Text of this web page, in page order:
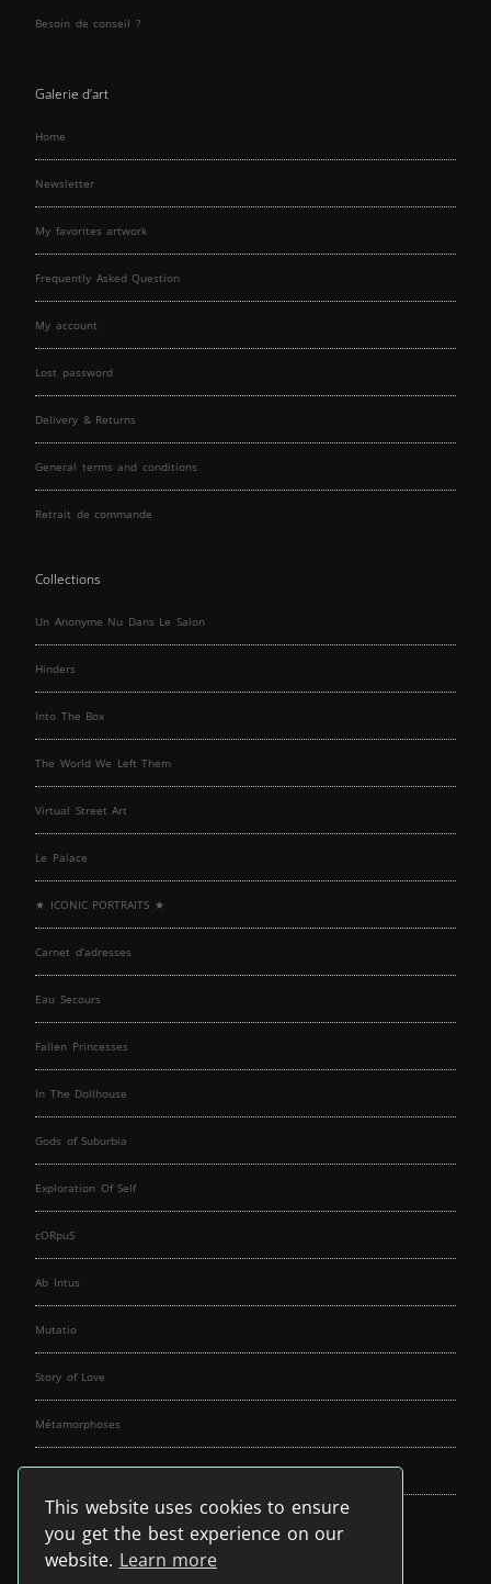
This website uses cookies to ensure
you get the best experience on our
website. Learn more
Besoin de conseil ?
Galerie d’art
Home
Newsletter
My favorites artwork
Frequently Asked Question
My account
Lost password
Delivery & Returns
General terms and conditions
Retrait de commande
Collections
Un Anonyme Nu Dans Le Salon
Hinders
Into The Box
The World We Left Them
Virtual Street Art
Le Palace
★ ICONIC PORTRAITS ★
Carnet d’adresses
Eau Secours
Fallen Princesses
In The Dollhouse
Gods of Suburbia
Exploration Of Self
cORpuS
Ab Intus
Mutatio
Story of Love
Métamorphoses
Fallen Angels
Music Spirit